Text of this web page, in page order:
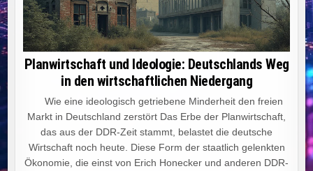
Planwirtschaft und Ideologie: Deutschlands Weg
in den wirtschaftlichen Niedergang
Wie eine ideologisch getriebene Minderheit den freien
Markt in Deutschland zerstört Das Erbe der Planwirtschaft,
das aus der DDR-Zeit stammt, belastet die deutsche
Wirtschaft noch heute. Diese Form der staatlich gelenkten
Ökonomie, die einst von Erich Honecker und anderen DDR-